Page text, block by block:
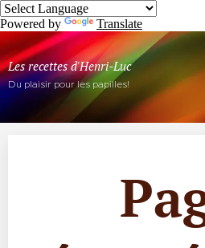
Powered by Translate
Les recettes d'Henri-Luc
Du plaisir pour les papilles!